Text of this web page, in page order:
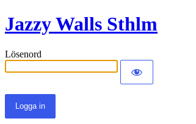
Jazzy Walls Sthlm
Lösenord